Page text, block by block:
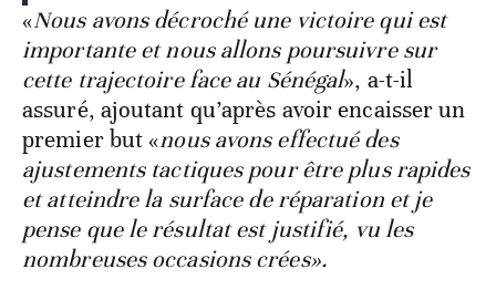
«Nous avons décroché une victoire qui est
importante et nous allons poursuivre sur
cette trajectoire face au Sénégal», a-t-il
assuré, ajoutant qu’après avoir encaisser un
premier but «nous avons effectué des
ajustements tactiques pour être plus rapides
et atteindre la surface de réparation et je
pense que le résultat est justifié, vu les
nombreuses occasions crées».